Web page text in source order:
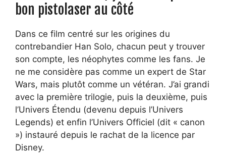
bon pistolaser au côté
Dans ce film centré sur les origines du
contrebandier Han Solo, chacun peut y trouver
son compte, les néophytes comme les fans. Je
ne me considère pas comme un expert de Star
Wars, mais plutôt comme un vétéran. J’ai grandi
avec la première trilogie, puis la deuxième, puis
l’Univers Étendu (devenu depuis l’Univers
Legends) et enfin l’Univers Officiel (dit « canon
») instauré depuis le rachat de la licence par
Disney.